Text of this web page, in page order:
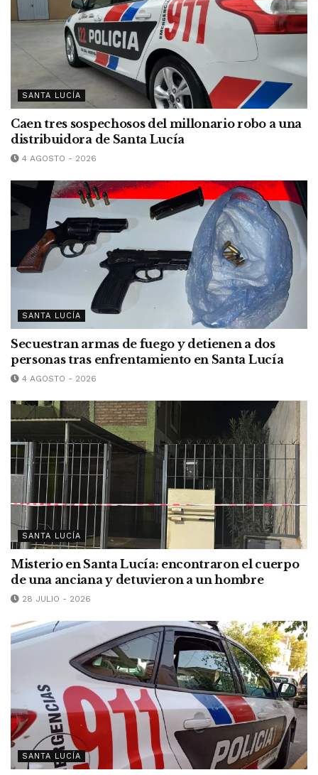
SANTA LUCÍA
Caen tres sospechosos del millonario robo a una
distribuidora de Santa Lucía
4 AGOSTO - 2026
SANTA LUCÍA
Secuestran armas de fuego y detienen a dos
personas tras enfrentamiento en Santa Lucía
4 AGOSTO - 2026
SANTA LUCÍA
Misterio en Santa Lucía: encontraron el cuerpo
de una anciana y detuvieron a un hombre
28 JULIO - 2026
SANTA LUCÍA